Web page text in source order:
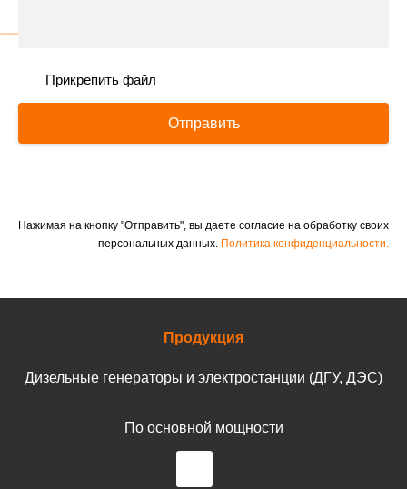
Прикрепить файл
Отправить
Нажимая на кнопку "Отправить", вы даете согласие на обработку своих
персональных данных. Политика конфиденциальности.
Продукция
Дизельные генераторы и электростанции (ДГУ, ДЭС)
По основной мощности